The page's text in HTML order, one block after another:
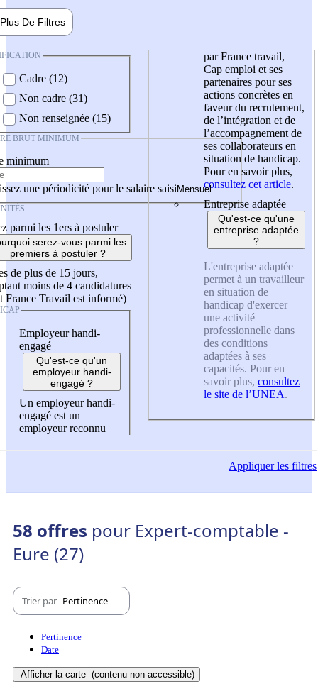
Plus De Filtres
Cadre (12)
Non cadre (31)
Non renseignée (15)
BRUT MINIMUM
minimum
une périodicité pour le salaire saisi
parmi les 1ers à postuler
serez-vous parmi les
premiers à postuler ?
de plus de 15 jours,
moins de 4 candidatures
France Travail est informé)
Employeur handi-
engagé
Qu'est-ce qu'un
employeur handi-
engagé ?
Un employeur handi-
engagé est un
employeur reconnu
par France travail,
Cap emploi et ses
partenaires pour ses
actions concrètes en
faveur du recrutement,
de l’intégration et de
l’accompagnement de
ses collaborateurs en
situation de handicap.
Pour en savoir plus,
consultez cet article.
Entreprise adaptée
Qu'est-ce qu'une
entreprise adaptée
?
L'entreprise adaptée
permet à un travailleur
en situation de
handicap d'exercer
une activité
professionnelle dans
des conditions
adaptées à ses
capacités. Pour en
savoir plus, consultez
le site de l’UNEA.
Appliquerles filtres
58 offres pour Expert-comptable -
Eure (27)
Trier par Pertinence
Pertinence
Date
Afficher la carte (contenu non-accessible)